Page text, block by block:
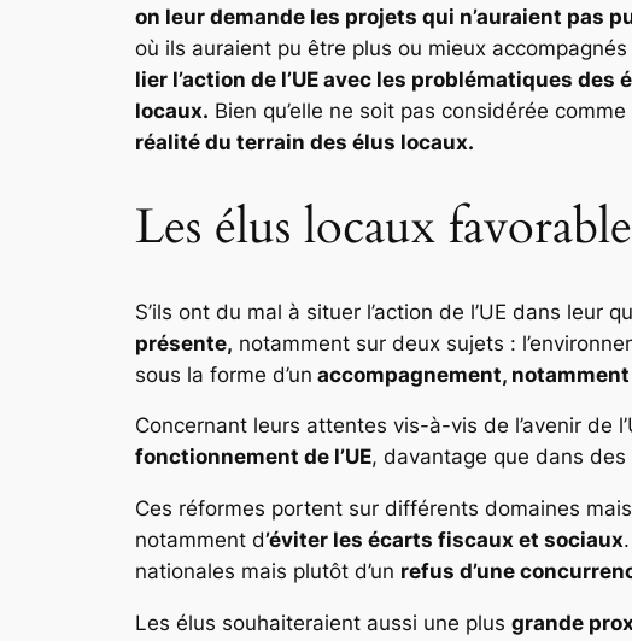
on leur demande les projets qui n’auraient pas
où ils auraient pu être plus ou mieux
lier l’action de l’UE avec les problématiques des
locaux. Bien qu’elle ne soit pas considérée
réalité du terrain des élus locaux.
Les élus locaux
S’ils ont du mal à situer l’action de l’UE dans leur
présente, notamment sur deux sujets :
sous la forme d’un accompagnement,
Concernant leurs attentes vis-à-vis de l’avenir de
fonctionnement de l’UE, davantage que dans
Ces réformes portent sur différents domaines
notamment d’éviter les écarts fiscaux et sociaux
nationales mais plutôt d’un refus d’une
Les élus souhaiteraient aussi une plus grande